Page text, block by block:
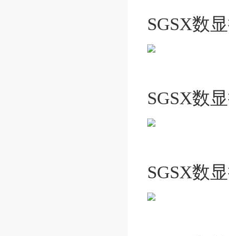
SGSX数
SGSX数
SGSX数